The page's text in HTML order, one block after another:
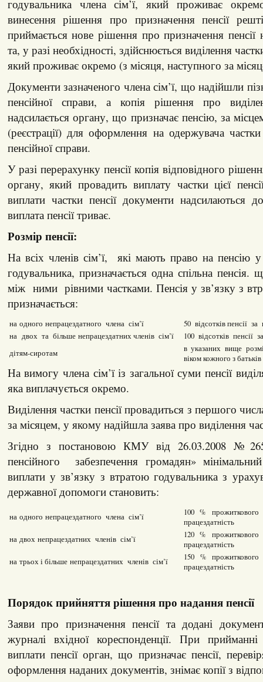
годувальника члена сім’ї, який проживає
винесення рішення про призначення пенсії
приймається нове рішення про призначення пенсії
та, у разі необхідності, здійснюється виділення
який проживає окремо (з місяця, наступного за
Документи зазначеного члена сім’ї, що надійшли
пенсійної справи, а копія рішення про
надсилається органу, що призначає пенсію, за
(реєстрації) для оформлення на одержувача частки
пенсійної справи.
У разі перерахунку пенсії копія відповідного
органу, який провадить виплату частки цієї
виплати частки пенсії документи надсилаються
виплата пенсії триває.
Розмір пенсії:
На всіх членів сім’ї, які мають право на пенсію
годувальника, призначається одна спільна
між ними рівними частками. Пенсія у зв’язку з
призначається:
на одного непрацездатного члена сім’ї
50 відсотків пенсії
на двох та більше непрацездатних членів сім’ї
100 відсотків пенсії
дітям-сиротам
в указаних вище
віком кожного з батьків
На вимогу члена сім’ї із загальної суми пенсії
яка виплачується окремо.
Виділення частки пенсії провадиться з першого
за місяцем, у якому надійшла заява про виділення
Згідно з постановою КМУ від 26.03.2008
пенсійного забезпечення громадян»
виплати у зв’язку з втратою годувальника з
державної допомоги становить:
на одного непрацездатного члена сім’ї
100 % прожиткового
працездатність
на двох непрацездатних членів сім’ї
120 % прожиткового
працездатність
на трьох і більше непрацездатних членів сім’ї
150 % прожиткового
працездатність
Порядок прийняття рішення про надання пенсії
Заяви про призначення пенсії та додані
журналі вхідної кореспонденції. При
виплати пенсії орган, що призначає пенсії,
оформлення наданих документів, знімає копії з